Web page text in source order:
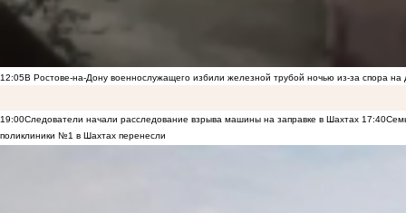
12:05В Ростове-на-Дону военнослужащего избили железной трубой ночью из-за спора на
19:00Следователи начали расследование взрыва машины на заправке в Шахтах 17:40
поликлиники №1 в Шахтах перенесли